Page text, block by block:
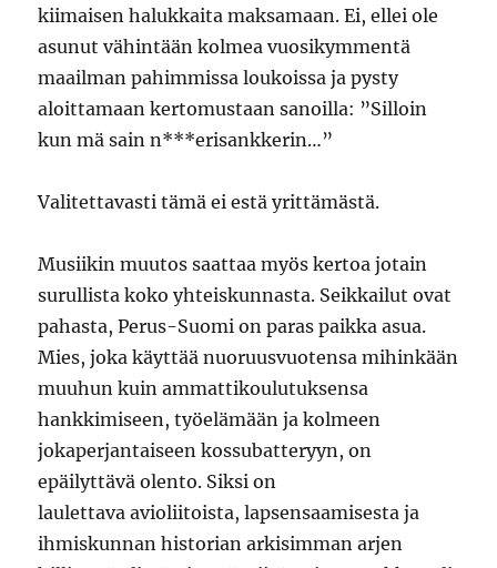
kiimaisen halukkaita maksamaan. Ei, ellei ole
asunut vähintään kolmea vuosikymmentä
maailman pahimmissa loukoissa ja pysty
aloittamaan kertomustaan sanoilla: ”Silloin
kun mä sain n***erisankkerin…”
Valitettavasti tämä ei estä yrittämästä.
Musiikin muutos saattaa myös kertoa jotain
surullista koko yhteiskunnasta. Seikkailut ovat
pahasta, Perus-Suomi on paras paikka asua.
Mies, joka käyttää nuoruusvuotensa mihinkään
muuhun kuin ammattikoulutuksensa
hankkimiseen, työelämään ja kolmeen
jokaperjantaiseen kossubatteryyn, on
epäilyttävä olento. Siksi on
laulettava avioliitoista, lapsensaamisesta ja
ihmiskunnan historian arkisimman arjen